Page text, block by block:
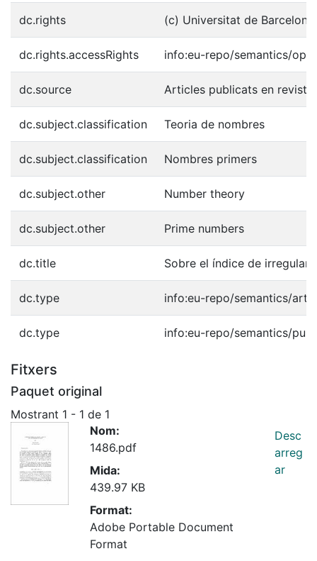
dc.rights (c) Universitat de
dc.rights.accessRights info:eu-repo/semantics/
dc.source Articles publicats en
dc.subject.classification Teoria de nombres
dc.subject.classification Nombres primers
dc.subject.other Number theory
dc.subject.other Prime numbers
dc.title Sobre el índice de
dc.type info:eu-repo/semantics/
dc.type info:eu-repo/semantics/
Fitxers
Paquet original
Mostrant 1 - 1 de 1
Nom:
1486.pdf
Mida:
439.97 KB
Format:
Adobe Portable Document
Format
Desc
arreg
ar